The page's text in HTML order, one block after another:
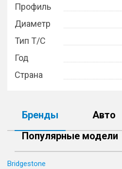
Профиль
Диаметр
Тип Т/С
Год
Страна
Бренды
Авто
Популярные модели
Bridgestone